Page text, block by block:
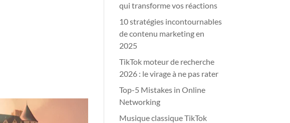
qui transforme vos réactions
10 stratégies incontournables
de contenu marketing en
2025
TikTok moteur de recherche
2026 : le virage à ne pas rater
Top-5 Mistakes in Online
Networking
Musique classique TikTok